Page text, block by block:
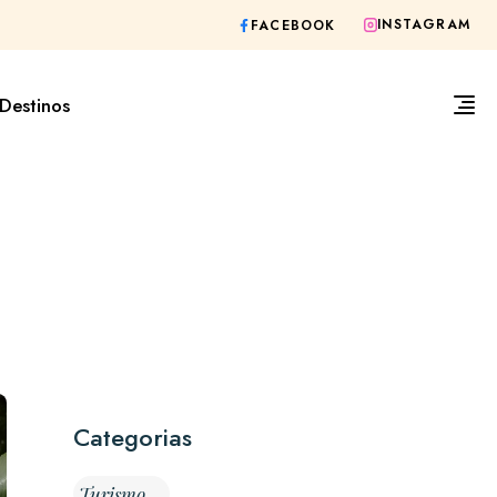
FACEBOOK INSTAGRAM
Destinos
Categorias